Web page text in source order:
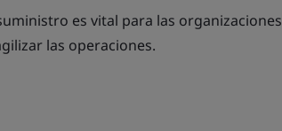
es vital para las organizaciones
las operaciones.